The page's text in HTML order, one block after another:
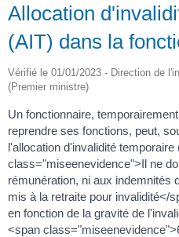
Allocation
(AIT) dans la
Vérifié le 01/01/2023 - Direction de
(Premier ministre)
Un fonctionnaire,
reprendre ses fonctions, peut,
l'allocation d'invalidité
class="miseenevidence">Il ne
rémunération, ni aux indemnités
mis à la retraite pour invalidité</
en fonction de la gravité de
<span